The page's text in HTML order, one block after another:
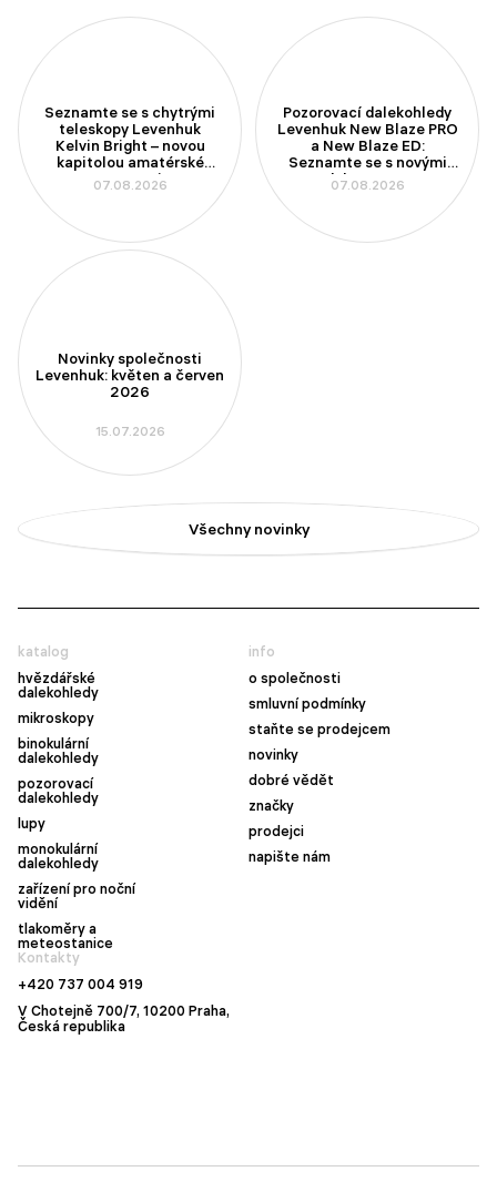
Seznamte se s chytrými
teleskopy Levenhuk
Kelvin Bright – novou
kapitolou amatérské
astronomie
07.08.2026
Pozorovací dalekohledy
Levenhuk New Blaze PRO
a New Blaze ED:
Seznamte se s novými
modely se 100mm
aperturou
07.08.2026
Novinky společnosti
Levenhuk: květen a červen
2026
15.07.2026
Všechny novinky
katalog
hvězdářské
dalekohledy
mikroskopy
binokulární
dalekohledy
pozorovací
dalekohledy
lupy
monokulární
dalekohledy
zařízení pro noční
vidění
tlakoměry a
meteostanice
info
o společnosti
smluvní podmínky
staňte se prodejcem
novinky
dobré vědět
značky
prodejci
napište nám
Kontakty
+420 737 004 919
V Chotejně 700/7, 10200 Praha,
Česká republika